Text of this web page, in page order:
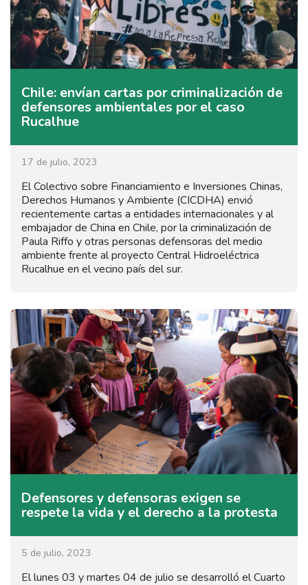
Chile: envían cartas por criminalización de
defensores ambientales por el caso
Rucalhue
17 de julio, 2023
El Colectivo sobre Financiamiento e Inversiones Chinas,
Derechos Humanos y Ambiente (CICDHA) envió
recientemente cartas a entidades internacionales y al
embajador de China en Chile, por la criminalización de
Paula Riffo y otras personas defensoras del medio
ambiente frente al proyecto Central Hidroeléctrica
Rucalhue en el vecino país del sur.
Defensores y defensoras exigen se
respete la vida y el derecho a la protesta
5 de julio, 2023
El lunes 03 y martes 04 de julio se desarrolló el Cuarto